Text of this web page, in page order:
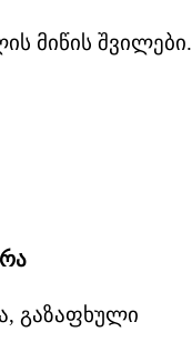
მიწის შვილები.
გაზაფხული